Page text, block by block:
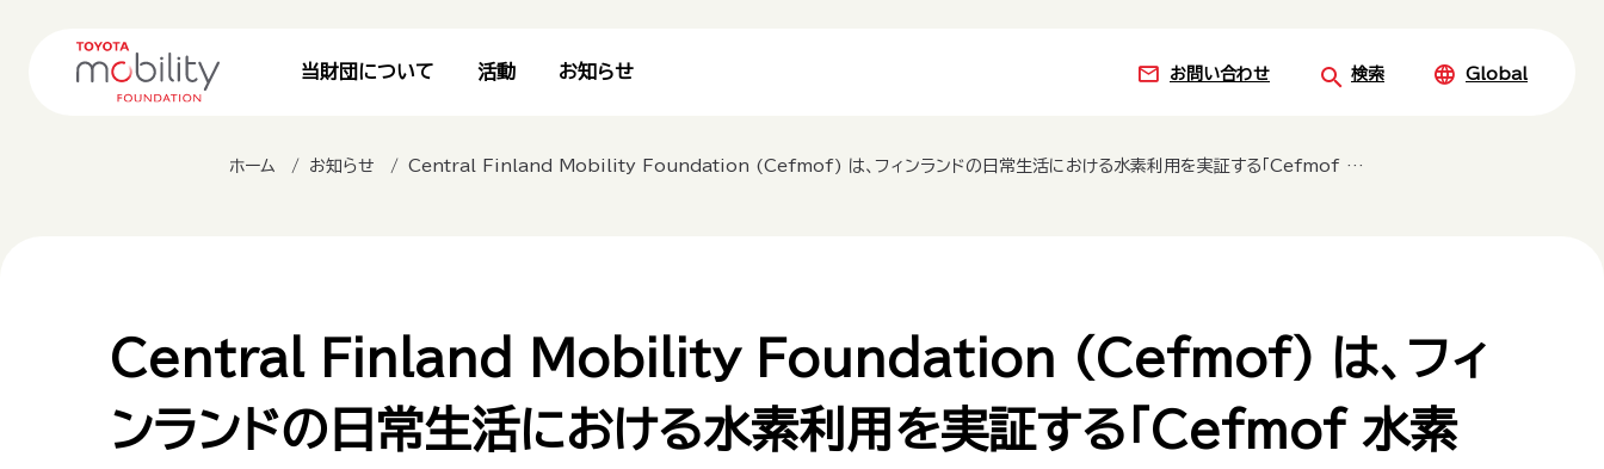
当財団について 活動 お知らせ お問い合わせ 検索 Global
ホーム お知らせ Central Finland Mobility Foundation (Cefmof) は、フィンランドの日常生活における水素利用を実証する「Cefmof 水素ハウス」の開発を発表しました
Central Finland Mobility Foundation (Cefmof) は、フィ
ンランドの日常生活における水素利用を実証する「Cefmof 水素